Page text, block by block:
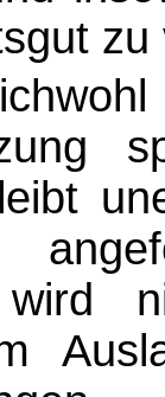
zu
wird